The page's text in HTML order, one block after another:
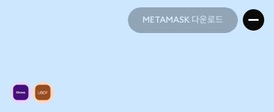
METAMASK 다운로드